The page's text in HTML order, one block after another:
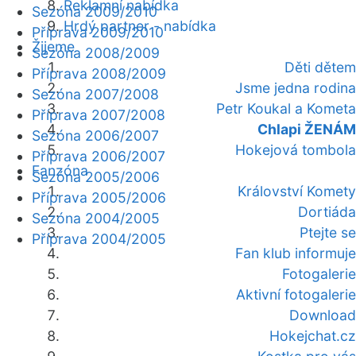
Reklamní nabídka
Hrdý partner - nabídka
Žijeme
Děti dětem
Jsme jedna rodina
Petr Koukal a Kometa
Chlapi ŽENÁM
Hokejová tombola
Fanzóna
Království Komety
Dortiáda
Ptejte se
Fan klub informuje
Fotogalerie
Aktivní fotogalerie
Download
Hokejchat.cz
Sezóna 2009/2010
Příprava 2009/2010
Sezóna 2008/2009
Příprava 2008/2009
Sezóna 2007/2008
Příprava 2007/2008
Sezóna 2006/2007
Příprava 2006/2007
Sezóna 2005/2006
Příprava 2005/2006
Sezóna 2004/2005
Příprava 2004/2005